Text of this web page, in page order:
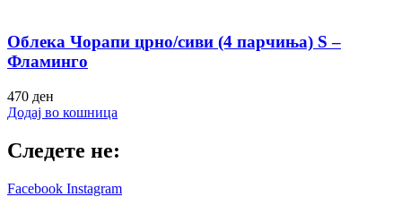
Облека Чорапи црно/сиви (4 парчиња) S –
Фламинго
470 ден
Додај во кошница
Следете не:
Facebook Instagram